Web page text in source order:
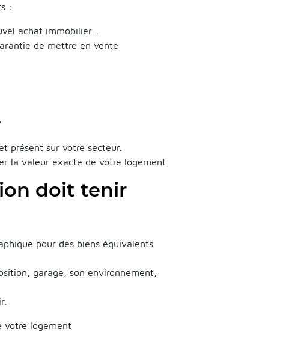
:
achat immobilier…
de mettre en vente
présent sur votre secteur.
la valeur exacte de votre logement.
doit tenir
pour des biens équivalents
garage, son environnement,
votre logement